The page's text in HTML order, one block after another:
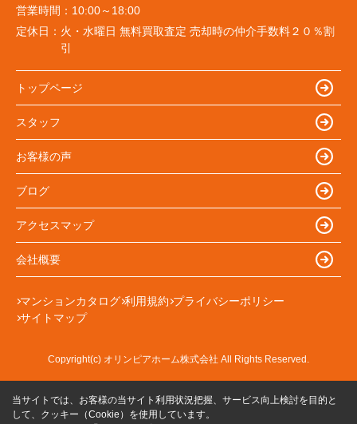
営業時間： 10:00～18:00
定休日： 火・水曜日 無料買取査定 売却時の仲介手数料２０％割
引
トップページ
スタッフ
お客様の声
ブログ
アクセスマップ
会社概要
マンションカタログ 利用規約 プライバシーポリシー
サイトマップ
Copyright(c) オリンピアホーム株式会社 All Rights Reserved.
当サイトでは、お客様の当サイト利用状況把握、サービス向上検討を目的と
して、クッキー（Cookie）を使用しています。